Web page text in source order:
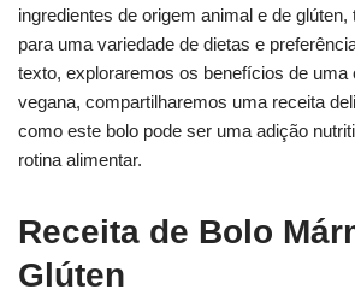
ingredientes de origem animal e de glúten,
para uma variedade de dietas e
texto, exploraremos os benefícios de uma
vegana, compartilharemos uma receita
como este bolo pode ser uma adição
rotina alimentar.
Receita de Bolo
Glúten